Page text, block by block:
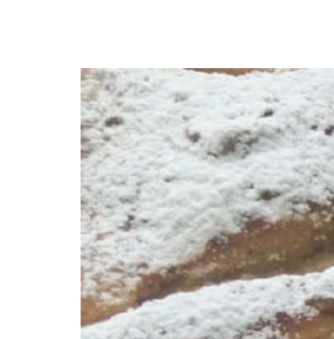
Premi invio per cercare o ESC per uscire